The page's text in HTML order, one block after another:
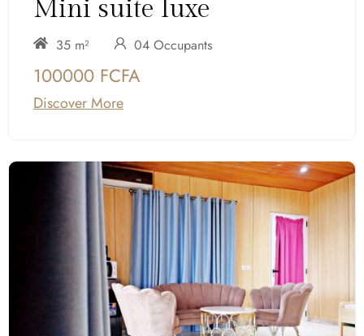
Mini suite luxe
35 m² 04 Occupants
100000 FCFA
Discover More